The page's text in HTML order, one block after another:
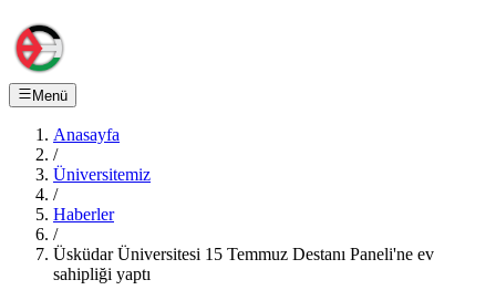
Menü
Anasayfa
/
Üniversitemiz
/
Haberler
/
Üsküdar Üniversitesi 15 Temmuz Destanı Paneli'ne ev
sahipliği yaptı